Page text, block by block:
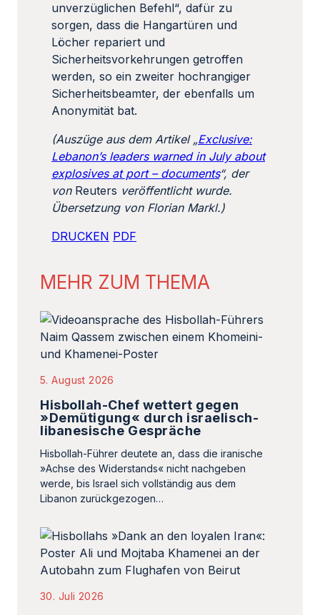
unverzüglichen Befehl“, dafür zu
sorgen, dass die Hangartüren und
Löcher repariert und
Sicherheitsvorkehrungen getroffen
werden, so ein zweiter hochrangiger
Sicherheitsbeamter, der ebenfalls um
Anonymität bat.
(Auszüge aus dem Artikel „Exclusive:
Lebanon’s leaders warned in July about
explosives at port – documents“, der
von Reuters veröffentlicht wurde.
Übersetzung von Florian Markl.)
DRUCKEN PDF
MEHR ZUM THEMA
5. August 2026
Hisbollah-Chef wettert gegen
»Demütigung« durch israelisch-
libanesische Gespräche
Hisbollah-Führer deutete an, dass die iranische
»Achse des Widerstands« nicht nachgeben
werde, bis Israel sich vollständig aus dem
Libanon zurückgezogen…
30. Juli 2026